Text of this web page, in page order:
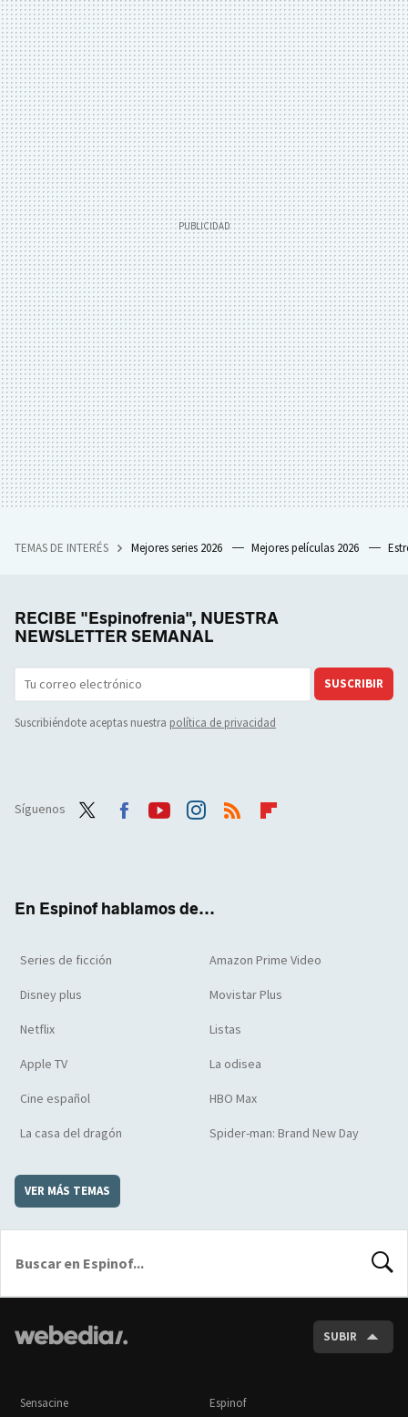
TEMAS DE INTERÉS Mejores series 2026 Mejores películas 2026
RECIBE "Espinofrenia", NUESTRA
NEWSLETTER SEMANAL
SUSCRIBIR
Suscribiéndote aceptas nuestra política de privacidad
Síguenos
En Espinof hablamos de...
Series de ficción Amazon Prime Video
Disney plus Movistar Plus
Netflix Listas
Apple TV La odisea
Cine español HBO Max
La casa del dragón Spider-man: Brand New Day
VER MÁS TEMAS
SUBIR
Sensacine Espinof